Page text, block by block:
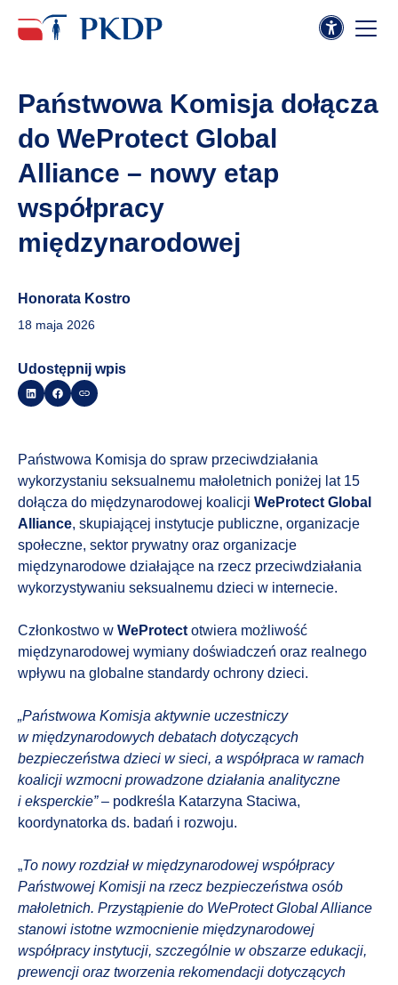
Państwowa Komisja dołącza
do WeProtect Global
Alliance – nowy etap
współpracy
międzynarodowej
Honorata Kostro
18 maja 2026
Udostępnij wpis
Państwowa Komisja do spraw przeciwdziałania
wykorzystaniu seksualnemu małoletnich poniżej lat 15
dołącza do międzynarodowej koalicji WeProtect Global
Alliance, skupiającej instytucje publiczne, organizacje
społeczne, sektor prywatny oraz organizacje
międzynarodowe działające na rzecz przeciwdziałania
wykorzystywaniu seksualnemu dzieci w internecie.
Członkostwo w WeProtect otwiera możliwość
międzynarodowej wymiany doświadczeń oraz realnego
wpływu na globalne standardy ochrony dzieci.
„Państwowa Komisja aktywnie uczestniczy
w międzynarodowych debatach dotyczących
bezpieczeństwa dzieci w sieci, a współpraca w ramach
koalicji wzmocni prowadzone działania analityczne
i eksperckie”– podkreśla Katarzyna Staciwa,
koordynatorka ds. badań i rozwoju.
„To nowy rozdział w międzynarodowej współpracy
Państwowej Komisji na rzecz bezpieczeństwa osób
małoletnich. Przystąpienie do WeProtect Global Alliance
stanowi istotne wzmocnienie międzynarodowej
współpracy instytucji, szczególnie w obszarze edukacji,
prewencji oraz tworzenia rekomendacji dotyczących